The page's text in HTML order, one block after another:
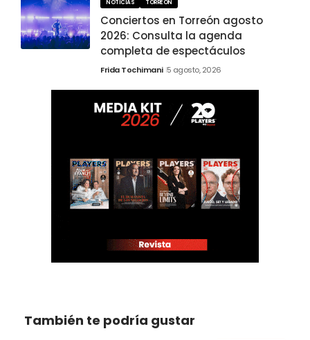
NOTICIAS TORREÓN
Conciertos en Torreón agosto
2026: Consulta la agenda
completa de espectáculos
Frida Tochimani 5 agosto, 2026
También te podría gustar